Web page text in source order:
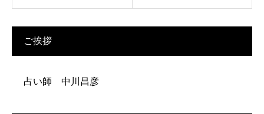
ご挨拶
占い師 中川昌彦